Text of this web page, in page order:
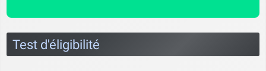
Test d'éligibilité